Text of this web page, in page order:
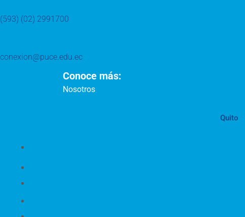
(593) (02) 2991700
conexion@puce.edu.ec
Conoce más:
Nosotros
Quito